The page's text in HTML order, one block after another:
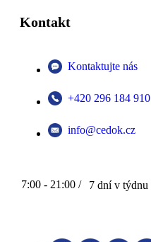
Kontakt
Kontaktujte nás
+420 296 184 910
info@cedok.cz
7:00 - 21:00 / 7 dní v týdnu